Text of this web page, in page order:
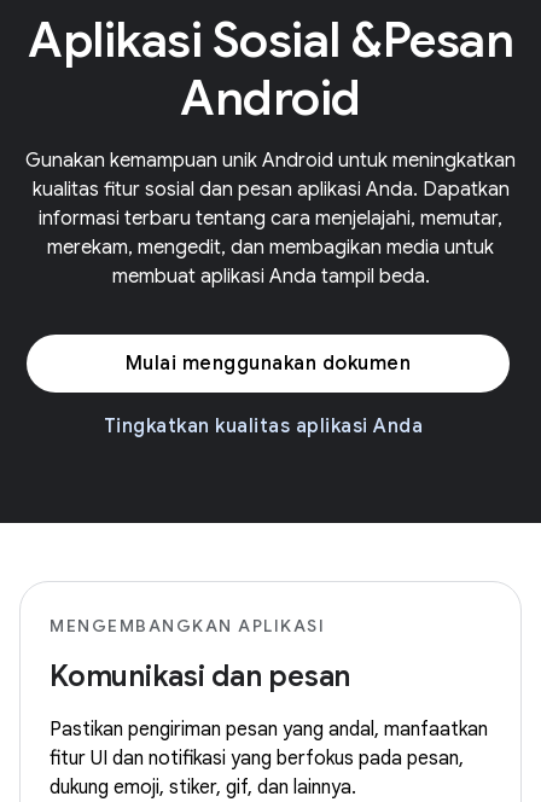
Aplikasi Sosial &Pesan
Android
Gunakan kemampuan unik Android untuk meningkatkan
kualitas fitur sosial dan pesan aplikasi Anda. Dapatkan
informasi terbaru tentang cara menjelajahi, memutar,
merekam, mengedit, dan membagikan media untuk
membuat aplikasi Anda tampil beda.
Mulai menggunakan dokumen
Tingkatkan kualitas aplikasi Anda
MENGEMBANGKAN APLIKASI
Komunikasi dan pesan
Pastikan pengiriman pesan yang andal, manfaatkan
fitur UI dan notifikasi yang berfokus pada pesan,
dukung emoji, stiker, gif, dan lainnya.